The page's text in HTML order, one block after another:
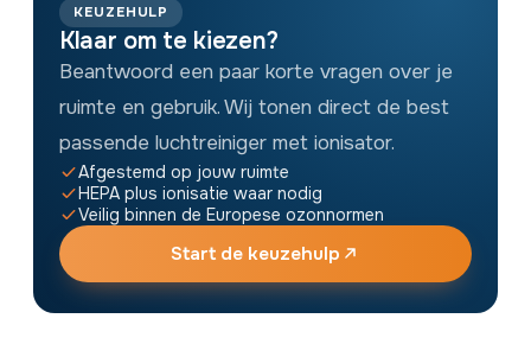
KEUZEHULP
Klaar om te kiezen?
Beantwoord een paar korte vragen over je
ruimte en gebruik. Wij tonen direct de best
passende luchtreiniger met ionisator.
Afgestemd op jouw ruimte
HEPA plus ionisatie waar nodig
Veilig binnen de Europese ozonnormen
Start de keuzehulp